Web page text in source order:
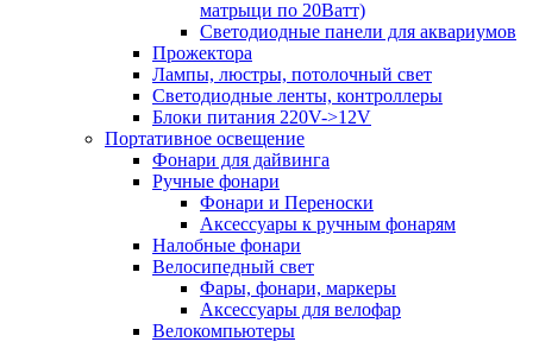
матрыци по 20Ватт)
Светодиодные панели для аквариумов
Прожектора
Лампы, люстры, потолочный свет
Светодиодные ленты, контроллеры
Блоки питания 220V->12V
Портативное освещение
Фонари для дайвинга
Ручные фонари
Фонари и Переноски
Аксессуары к ручным фонарям
Налобные фонари
Велосипедный свет
Фары, фонари, маркеры
Аксессуары для велофар
Велокомпьютеры